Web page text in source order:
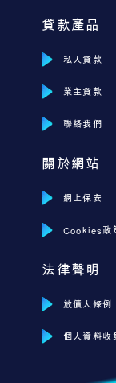
貸款產品
私人貸款
業主貸款
聯絡我們
關於網站
網上保安
Cookies政
法律聲明
放債人條例
個人資料收